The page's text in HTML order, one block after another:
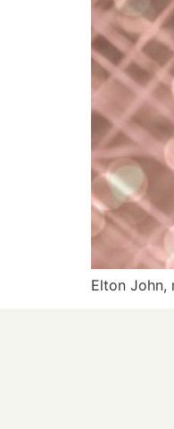
Elton John,